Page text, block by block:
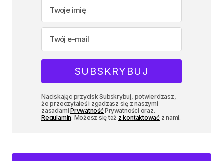
Naciskając przycisk Subskrybuj, potwierdzasz,
że przeczytałeś i zgadzasz się z naszymi
zasadamiPrywatnośćPrywatności oraz.
Regulamin. Możesz się też z kontaktowaćz nami.